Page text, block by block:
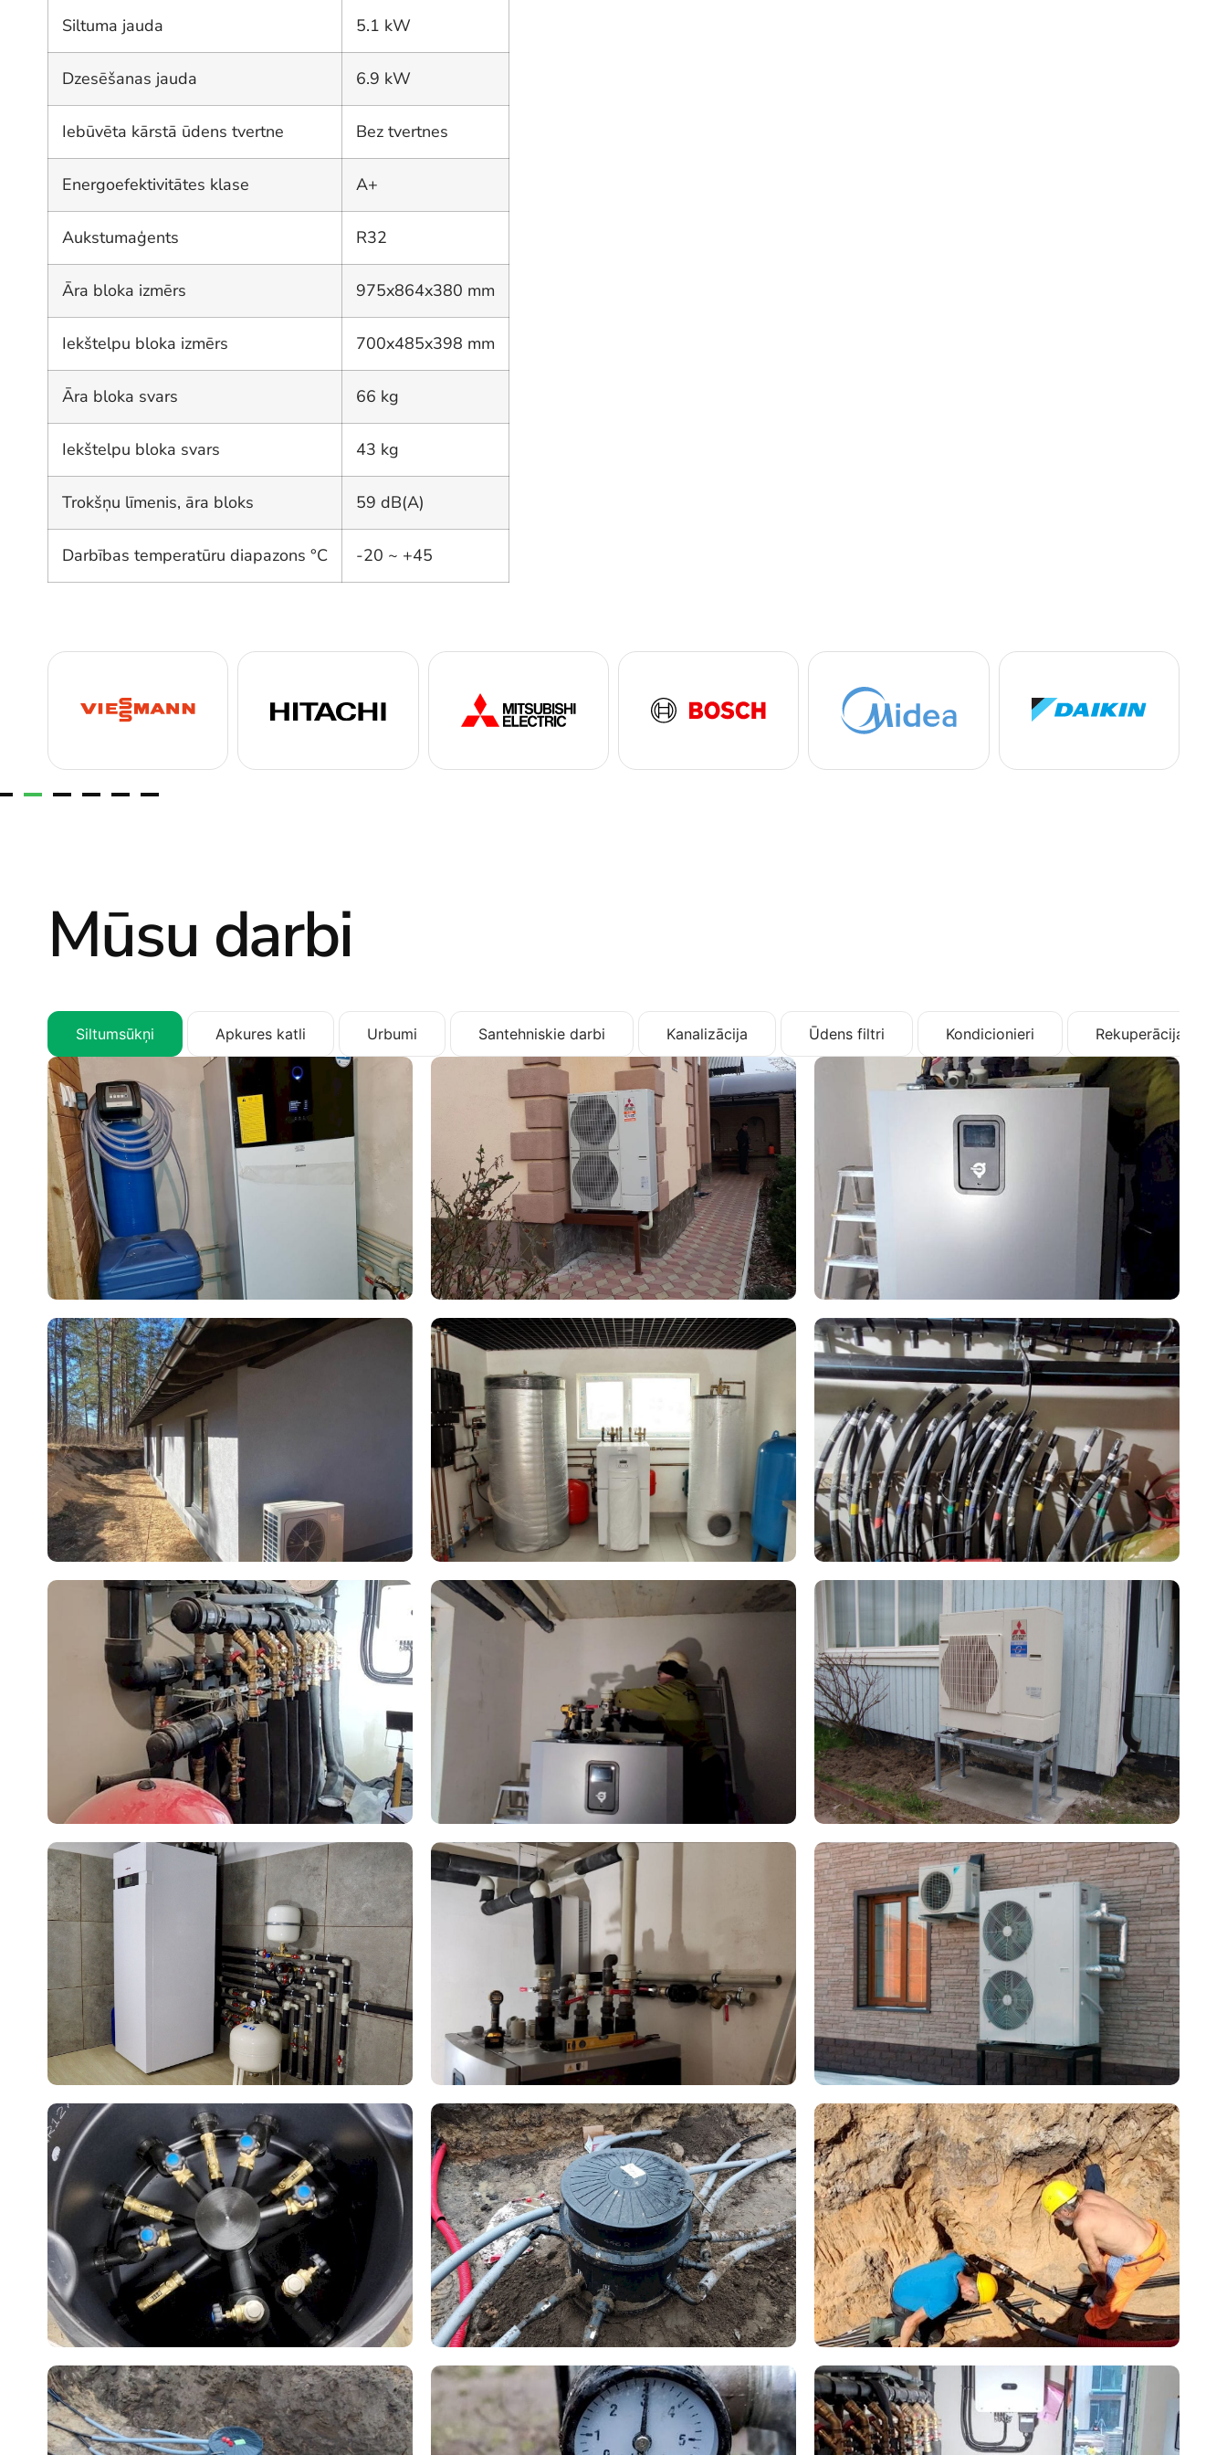
Siltuma jauda 5.1 kW
Dzesēšanas jauda 6.9 kW
Iebūvēta kārstā ūdens tvertne Bez tvertnes
Energoefektivitātes klase A+
Aukstumaģents R32
Āra bloka izmērs 975x864x380 mm
Iekštelpu bloka izmērs 700x485x398 mm
Āra bloka svars 66 kg
Iekštelpu bloka svars 43 kg
Trokšņu līmenis, āra bloks 59 dB(A)
Darbības temperatūru diapazons °C -20 ~ +45
Mūsu darbi
Siltumsūkņi Apkures katli Urbumi Santehniskie darbi Kanalizācija Ūdens filtri Kondicionieri Rekuperācija